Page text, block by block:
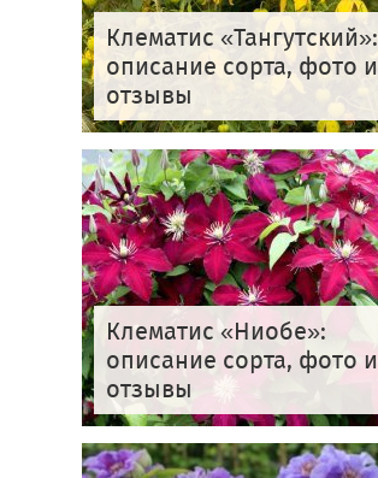
Клематис «Тангутский»:
описание сорта, фото и
отзывы
Клематис «Ниобе»:
описание сорта, фото и
отзывы